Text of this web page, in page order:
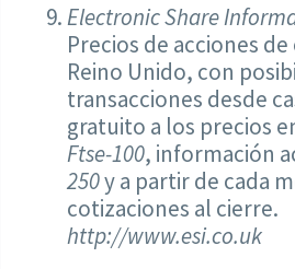
Electronic Share
Precios de acciones
Reino Unido, con
transacciones desde
gratuito a los precios
Ftse-100, información
250y a partir de cada
cotizaciones al cierre.
http://www.esi.co.uk